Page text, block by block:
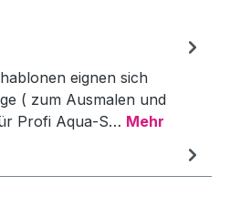
eignen sich
( zum Ausmalen und
Profi Aqua-S… Mehr